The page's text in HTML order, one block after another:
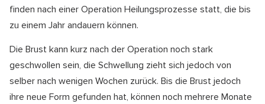
finden nach einer Operation Heilungsprozesse statt, die bis
zu einem Jahr andauern können.
Die Brust kann kurz nach der Operation noch stark
geschwollen sein, die Schwellung zieht sich jedoch von
selber nach wenigen Wochen zurück. Bis die Brust jedoch
ihre neue Form gefunden hat, können noch mehrere Monate